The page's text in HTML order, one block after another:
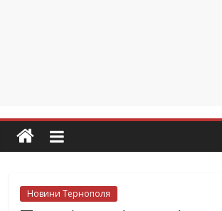
Новини Тернополя